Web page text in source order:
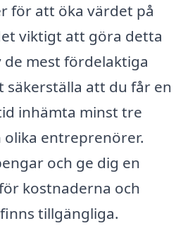
för att öka värdet på
viktigt att göra detta
de mest fördelaktiga
att du får en
inhämta minst tre
entreprenörer.
och ge dig en
kostnaderna och
tillgängliga.